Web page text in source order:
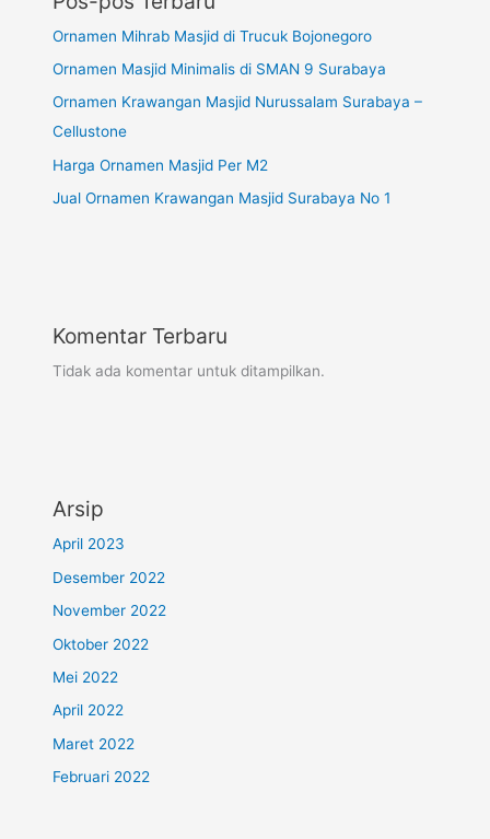
Ornamen Mihrab Masjid di Trucuk Bojonegoro
Ornamen Masjid Minimalis di SMAN 9 Surabaya
Ornamen Krawangan Masjid Nurussalam Surabaya –
Cellustone
Harga Ornamen Masjid Per M2
Jual Ornamen Krawangan Masjid Surabaya No 1
Komentar Terbaru
Tidak ada komentar untuk ditampilkan.
Arsip
April 2023
Desember 2022
November 2022
Oktober 2022
Mei 2022
April 2022
Maret 2022
Februari 2022